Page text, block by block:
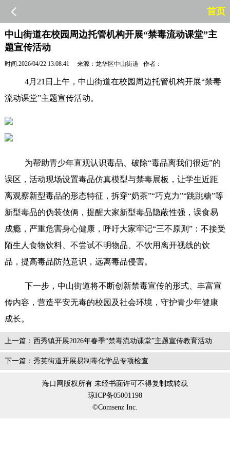
首页
中山街道在校园周边托管机构开展“禁毒流动课堂”主
题宣传活动
时间:2026/04/22 13:08:41 来源：龙华区中山街道 作者：
4月21日上午，中山街道在校园周边托管机构开展“禁毒
流动课堂”主题宣传活动。
为帮助青少年直观认识毒品、破除“毒品离我们很远”的
误区，活动现场设置毒品仿真模型与禁毒展板，让学生近距
离观察新型毒品的形态特征，拆穿“奶茶”“巧克力”“跳跳糖”等
新型毒品的伪装伎俩，提醒大家新型毒品隐蔽性强，误食易
成瘾，严重危害身心健康，呼吁大家牢记“三不原则”：不接受
陌生人食物饮料、不尝试不明物品、不饮用离开视线的饮
品，提高毒品防范意识，远离毒品侵害。
下一步，中山街道将不断创新禁毒宣传的形式、丰富宣
传内容，营造平安无毒的校园及社会环境，守护青少年健康
成长。
上一篇：西秀镇开展2026年春季“禁毒流动课堂”主题宣传教育活动
下一篇：秀英街道开展易制毒化学品专项检查
海口网版权所有 未经书面许可不得复制或转载
琼ICP备05001198
©Comsenz Inc.